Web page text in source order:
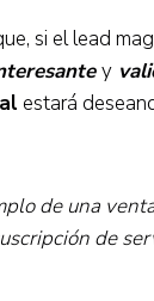
si el lead
y
estará
de una
de